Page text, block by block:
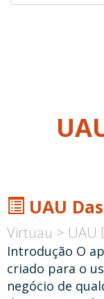
UAU
Virtuau > UAU
Introdução O
criado para o
negócio de